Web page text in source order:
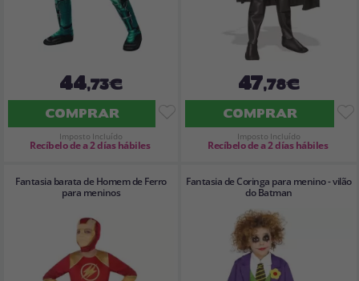
44,73€
COMPRAR
Imposto Incluído
Recíbelo de a 2 días hábiles
47,78€
COMPRAR
Imposto Incluído
Recíbelo de a 2 días hábiles
Fantasia barata de Homem de Ferro
para meninos
Fantasia de Coringa para menino - vilão
do Batman